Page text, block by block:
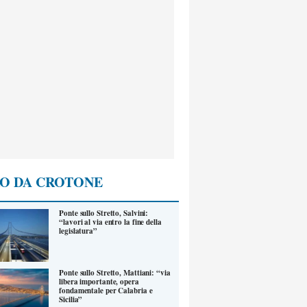
DA CROTONE
Ponte sullo Stretto, Salvini:
“lavori al via entro la fine della
legislatura”
Ponte sullo Stretto, Mattiani: “via
libera importante, opera
fondamentale per Calabria e
Sicilia”